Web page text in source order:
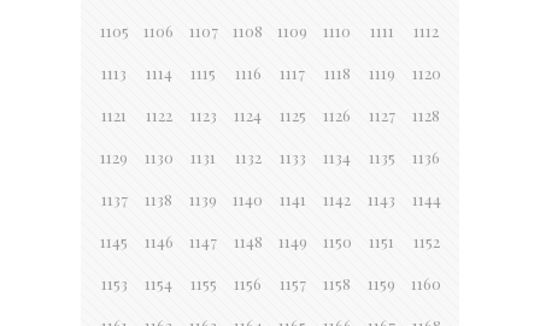
1105 1106 1107 1108 1109 1110 1111 1112
1113 1114 1115 1116 1117 1118 1119 1120
1121 1122 1123 1124 1125 1126 1127 1128
1129 1130 1131 1132 1133 1134 1135 1136
1137 1138 1139 1140 1141 1142 1143 1144
1145 1146 1147 1148 1149 1150 1151 1152
1153 1154 1155 1156 1157 1158 1159 1160